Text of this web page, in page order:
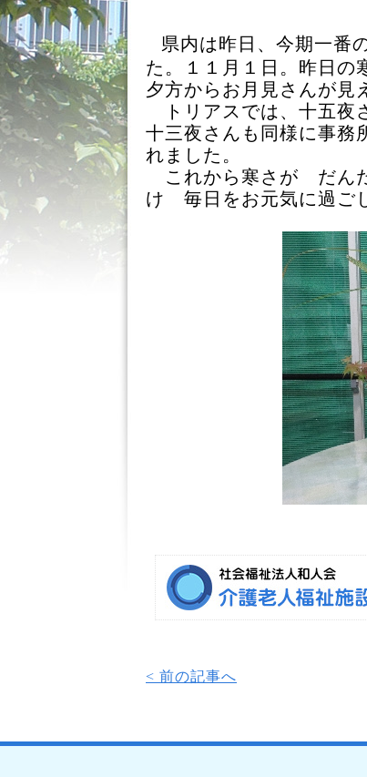
県内は昨日、今期一番
た。１１月１日。昨日
夕方からお月見さんが見
トリアスでは、十五夜
十三夜さんも同様に事務
れました。
これから寒さが だん
け 毎日をお元気に過ご
< 前の記事へ